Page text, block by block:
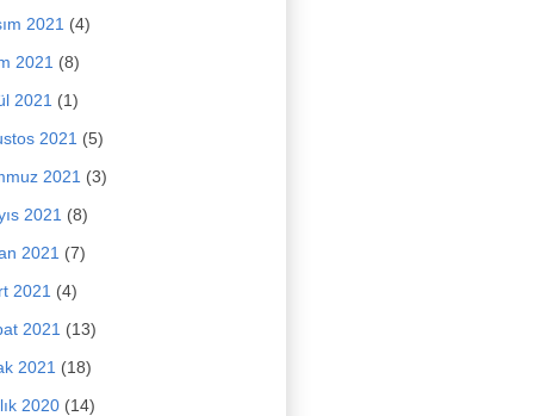
2021 (4)
2021 (8)
2021 (1)
2021 (5)
2021 (3)
2021 (8)
2021 (7)
2021 (4)
2021 (13)
2021 (18)
2020 (14)